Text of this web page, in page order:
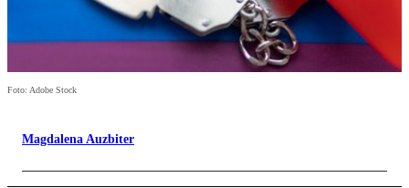
Foto: Adobe Stock
Magdalena Auzbiter